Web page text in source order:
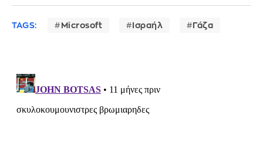
TAGS: Microsoft Ισραήλ Γάζα